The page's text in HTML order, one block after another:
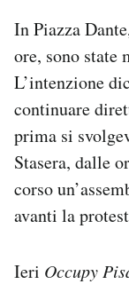
In Piazza
ore, sono state
L’intenzione
continuare
prima si
Stasera, dalle
corso
avanti la
Ieri Occupy